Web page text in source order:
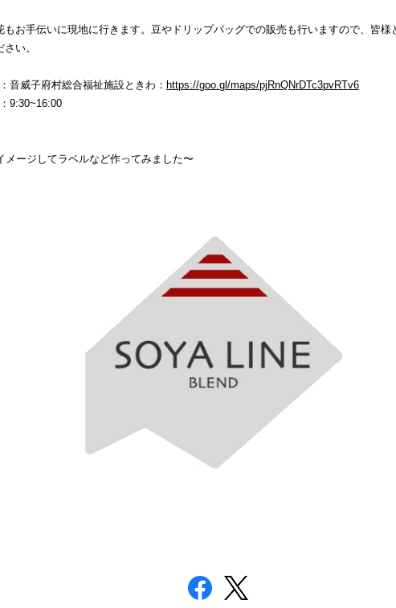
もお手伝いに現地に行きます。豆やドリップバッグでの販売も行いますので、皆様
い。
音威子府村総合福祉施設ときわ： https://goo.gl/maps/pjRnQNrDTc3pvRTv6
9:30~16:00
メージしてラベルなど作ってみました〜